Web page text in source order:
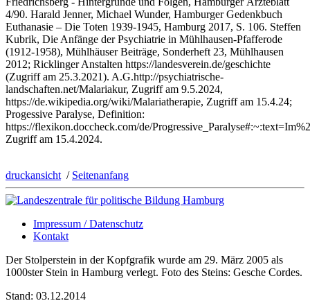
4/90. Harald Jenner, Michael Wunder, Hamburger Gedenkbuch
Euthanasie – Die Toten 1939-1945, Hamburg 2017, S. 106. Steffen
Kubrik, Die Anfänge der Psychiatrie in Mühlhausen-Pfafferode
(1912-1958), Mühlhäuser Beiträge, Sonderheft 23, Mühlhausen
2012; Ricklinger Anstalten https://landesverein.de/geschichte
(Zugriff am 25.3.2021). A.G.http://psychiatrische-
landschaften.net/Malariakur, Zugriff am 9.5.2024,
https://de.wikipedia.org/wiki/Malariatherapie, Zugriff am 15.4.24;
Progessive Paralyse, Definition:
https://flexikon.doccheck.com/de/
Zugriff am 15.4.2024.
druckansicht / Seitenanfang
Impressum / Datenschutz
Kontakt
Der Stolperstein in der Kopfgrafik wurde am 29. März 2005 als
1000ster Stein in Hamburg verlegt. Foto des Steins: Gesche Cordes.
Stand: 03.12.2014